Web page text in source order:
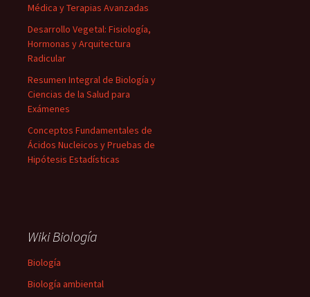
Médica y Terapias Avanzadas
Desarrollo Vegetal: Fisiología,
Hormonas y Arquitectura
Radicular
Resumen Integral de Biología y
Ciencias de la Salud para
Exámenes
Conceptos Fundamentales de
Ácidos Nucleicos y Pruebas de
Hipótesis Estadísticas
Wiki Biología
Biología
Biología ambiental